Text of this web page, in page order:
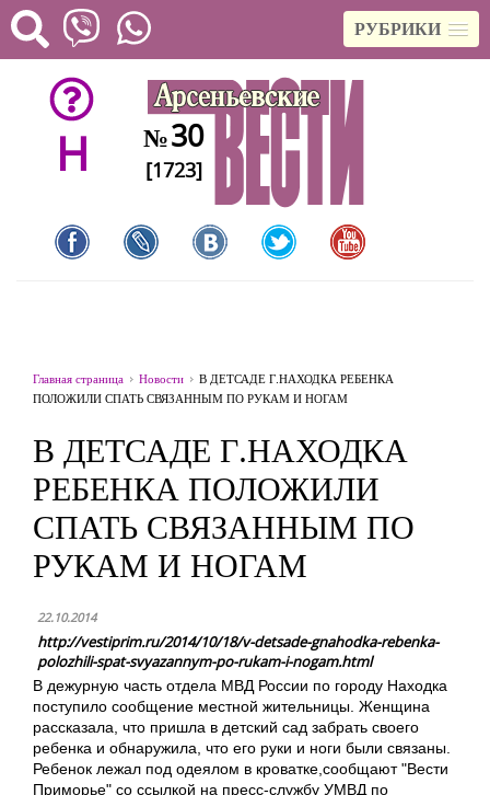
РУБРИКИ
H №30
[1723]
Главная страница Новости
В ДЕТСАДЕ Г.НАХОДКА РЕБЕНКА
ПОЛОЖИЛИ СПАТЬ СВЯЗАННЫМ ПО РУКАМ И НОГАМ
В ДЕТСАДЕ Г.НАХОДКА
РЕБЕНКА ПОЛОЖИЛИ
СПАТЬ СВЯЗАННЫМ ПО
РУКАМ И НОГАМ
22.10.2014
http://vestiprim.ru/2014/10/18/v-detsade-gnahodka-rebenka-
polozhili-spat-svyazannym-po-rukam-i-nogam.html
В дежурную часть отдела МВД России по городу Находка
поступило сообщение местной жительницы. Женщина
рассказала, что пришла в детский сад забрать своего
ребенка и обнаружила, что его руки и ноги были связаны.
Ребенок лежал под одеялом в кроватке,сообщают "Вести
Приморье" со ссылкой на пресс-службу УМВД по